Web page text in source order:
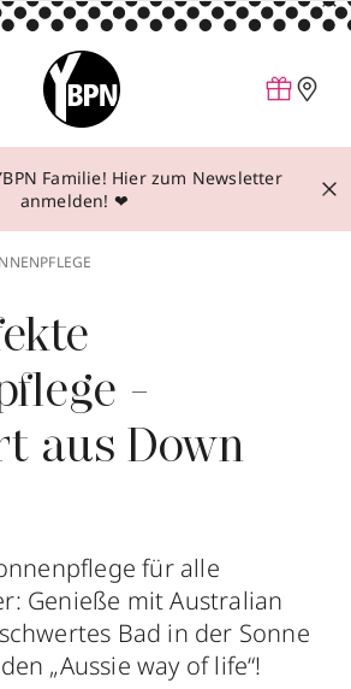
Familie! Hier zum Newsletter
anmelden! ❤
-
aus Down
für alle
Genieße mit Australian
Bad in der Sonne
„Aussie way of life“!